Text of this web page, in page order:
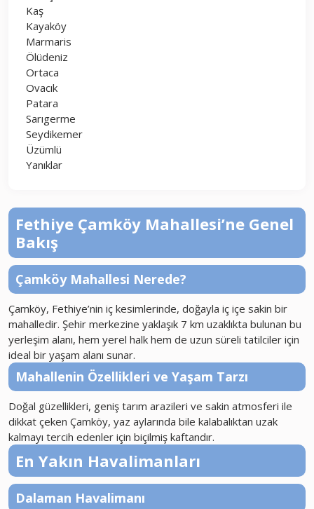
Kaş
Kayaköy
Marmaris
Ölüdeniz
Ortaca
Ovacık
Patara
Sarıgerme
Seydikemer
Üzümlü
Yanıklar
Fethiye Çamköy Mahallesi’ne Genel
Bakış
Çamköy Mahallesi Nerede?
Çamköy, Fethiye’nin iç kesimlerinde, doğayla iç içe sakin bir
mahalledir. Şehir merkezine yaklaşık 7 km uzaklıkta bulunan bu
yerleşim alanı, hem yerel halk hem de uzun süreli tatilciler için
ideal bir yaşam alanı sunar.
Mahallenin Özellikleri ve Yaşam Tarzı
Doğal güzellikleri, geniş tarım arazileri ve sakin atmosferi ile
dikkat çeken Çamköy, yaz aylarında bile kalabalıktan uzak
kalmayı tercih edenler için biçilmiş kaftandır.
En Yakın Havalimanları
Dalaman Havalimanı